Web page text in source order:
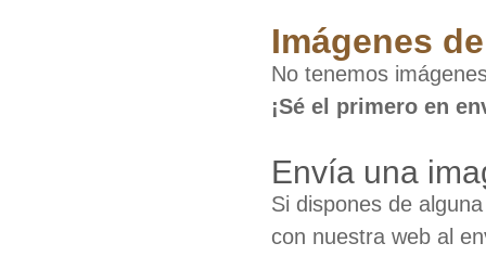
Imágenes
No tenemos
¡Sé el primero en
Envía una
Si dispones de
con nuestra web al